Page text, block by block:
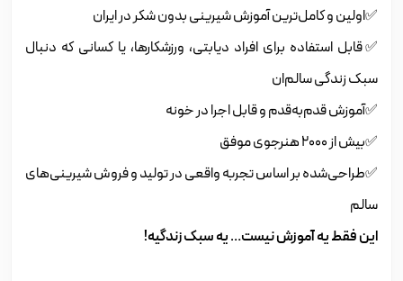
✅اولین و کامل‌ترین آموزش شیرینی بدون شکر در ایران
✅قابل استفاده برای افراد دیابتی، ورزشکارها، یا کسانی که دنبال
سبک زندگی سالم‌ان
✅آموزش قدم‌به‌قدم و قابل اجرا در خونه
✅بیش از 2000 هنرجوی موفق
✅طراحی‌شده بر اساس تجربه واقعی در تولید و فروش شیرینی‌های
سالم
این فقط یه آموزش نیست… یه سبک زندگیه!